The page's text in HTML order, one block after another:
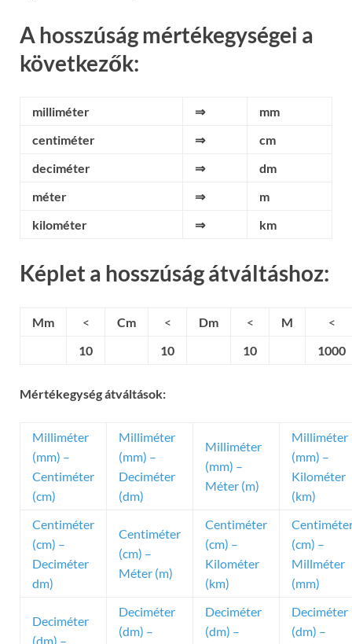
A hosszúság mértékegységei a
következők:
milliméter ⇒
mm
centiméter
⇒
cm
deciméter
⇒
dm
méter
⇒
m
kilométer
⇒ km
Képlet a hosszúság átváltáshoz:
Mm < Cm < Dm < M
<
10
10 10 1000
Mértékegység átváltások:
Milliméter
(mm) –
Centiméter
(cm)
Milliméter
(mm) –
Deciméter
(dm)
Milliméter
(mm) –
Méter (m)
Milliméter
(mm) –
Kilométer
(km)
Centiméter
(cm) –
Deciméter
dm)
Centiméter
(cm) –
Méter (m)
Centiméter
(cm) –
Kilométer
(km)
(cm) –
Millméter
(mm)
Deciméter
(dm) –
Deciméter
(dm) –
Deciméter
(dm) –
Deciméter
(dm) –